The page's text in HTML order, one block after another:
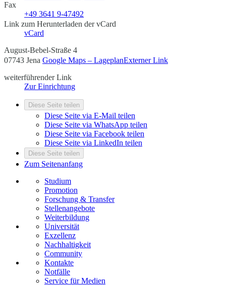
Fax
+49 3641 9-47492
Link zum Herunterladen der vCard
vCard
August-Bebel-Straße 4
07743 Jena Google Maps – LageplanExterner Link
weiterführender Link
Zur Einrichtung
Diese Seite teilen
Diese Seite via E-Mail teilen
Diese Seite via WhatsApp teilen
Diese Seite via Facebook teilen
Diese Seite via LinkedIn teilen
Diese Seite teilen
Zum Seitenanfang
Studium
Promotion
Forschung & Transfer
Stellenangebote
Weiterbildung
Universität
Exzellenz
Nachhaltigkeit
Community
Kontakte
Notfälle
Service für Medien